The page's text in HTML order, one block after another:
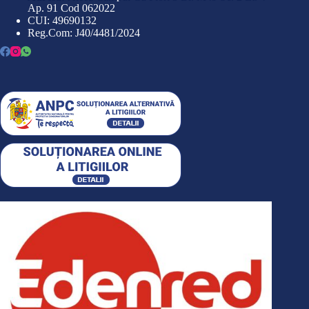
Ap. 91 Cod 062022
CUI: 49690132
Reg.Com: J40/4481/2024